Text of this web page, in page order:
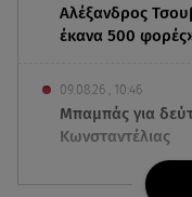
Αλέξανδρος
έκανα 500
09.08.26 , 10:46
Μπαμπάς για
Κωνσταντέλιας